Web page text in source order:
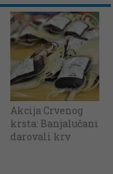
Akcija Crvenog
krsta: Banjalučani
darovali krv